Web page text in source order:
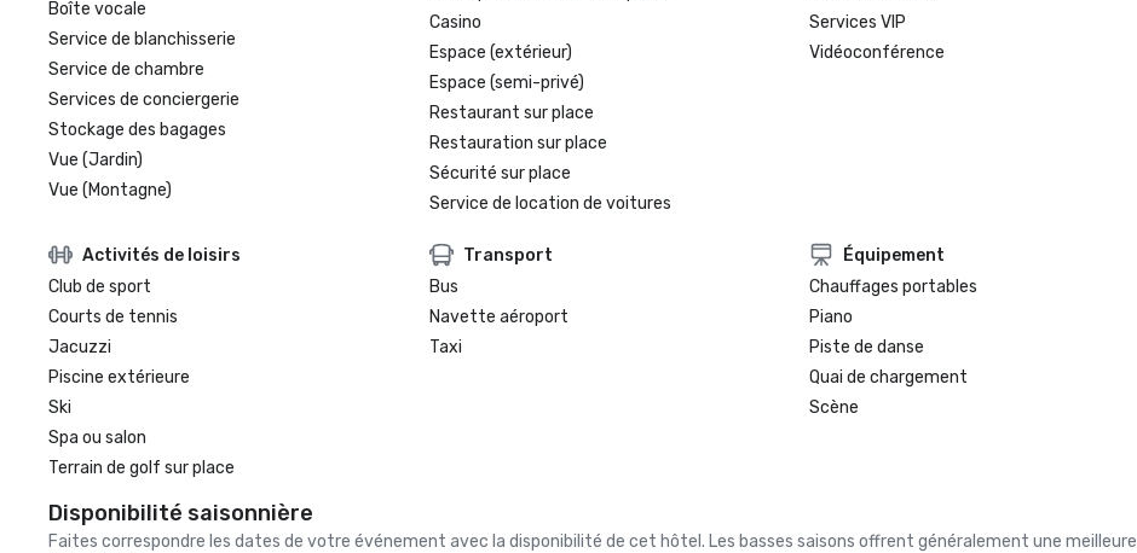
Boîte vocale
Service de blanchisserie
Service de chambre
Services de conciergerie
Stockage des bagages
Vue (Jardin)
Vue (Montagne)
Casino
Espace (extérieur)
Espace (semi-privé)
Restaurant sur place
Restauration sur place
Sécurité sur place
Service de location de voitures
Services VIP
Vidéoconférence
Activités de loisirs
Club de sport
Courts de tennis
Jacuzzi
Piscine extérieure
Ski
Spa ou salon
Terrain de golf sur place
Transport
Bus
Navette aéroport
Taxi
Équipement
Chauffages portables
Piano
Piste de danse
Quai de chargement
Scène
Disponibilité saisonnière
Faites correspondre les dates de votre événement avec la disponibilité de cet hôtel. Les basses saisons offrent généralement une meilleure